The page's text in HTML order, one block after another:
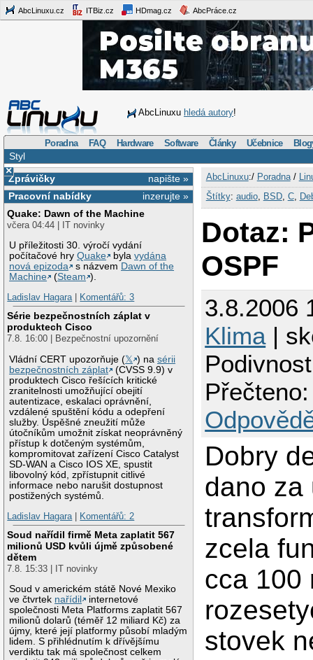
AbcLinuxu.cz ITBiz.cz HDmag.cz AbcPráce.cz
AbcLinuxu hledá autory!
Poradna FAQ Hardware Software Články Učebnice
Styl
×
napište »
Zprávičky
inzerujte »
Pracovní nabídky
Quake: Dawn of the Machine
včera 04:44 | IT novinky
U příležitosti 30. výročí vydání
počítačové hryQuake bylavydána
nová epizoda
s názvem Dawn of the
Machine
(Steam ).
Ladislav Hagara| Komentářů: 3
Série bezpečnostních záplat v
produktech Cisco
7.8. 16:00 | Bezpečnostní upozornění
Vládní CERT upozorňuje (𝕏 ) nasérii
bezpečnostních záplat
(CVSS 9.9) v
produktech Cisco řešících kritické
zranitelnosti umožňující obejití
autentizace, eskalaci oprávnění,
vzdálené spuštění kódu a odepření
služby. Úspěšné zneužití může
útočníkům umožnit získat neoprávněný
přístup k dotčeným systémům,
kompromitovat zařízení Cisco Catalyst
SD-WAN a Cisco IOS XE, spustit
libovolný kód, zpřístupnit citlivé
informace nebo narušit dostupnost
postižených systémů.
Ladislav Hagara| Komentářů: 2
Soud nařídil firmě Meta zaplatit 567
milionů USD kvůli újmě způsobené
dětem
7.8. 15:33 | IT novinky
Soud v americkém státě Nové Mexiko
ve čtvrtek nařídil
internetové
společnosti Meta Platforms zaplatit 567
milionů dolarů (téměř 12 miliard Kč) za
újmy, které její platformy působí mladým
lidem. S přihlédnutím k dřívějšímu
verdiktu tak má společnost celkem
AbcLinuxu:/ Poradna/
Štítky: audio, BSD, C,
Dotaz:
OSPF
3.8.2006
Klima|
Dobry
dano za
zcela
cca 100
stovek